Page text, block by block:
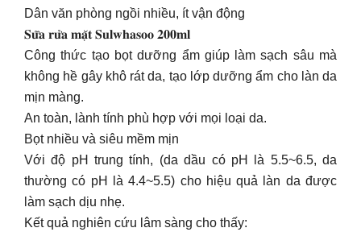
Dân văn phòng ngồi nhiều, ít vận động
𝐒𝐮̛̃𝐚 𝐫𝐮̛̉𝐚 𝐦𝐚̣̆𝐭 𝐒𝐮𝐥𝐰𝐡𝐚𝐬𝐨𝐨 𝟐𝟎𝟎𝐦𝐥
Công thức tạo bọt dưỡng ẩm giúp làm sạch sâu mà
không hề gây khô rát da, tạo lớp dưỡng ẩm cho làn da
mịn màng.
An toàn, lành tính phù hợp với mọi loại da.
Bọt nhiều và siêu mềm mịn
Với độ pH trung tính, (da dầu có pH là 5.5~6.5, da
thường có pH là 4.4~5.5) cho hiệu quả làn da được
làm sạch dịu nhẹ.
Kết quả nghiên cứu lâm sàng cho thấy: